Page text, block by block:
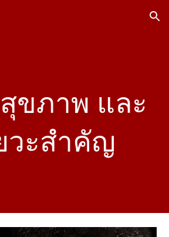
Skip to navigation
ขภาพ และ
วะสำคัญ